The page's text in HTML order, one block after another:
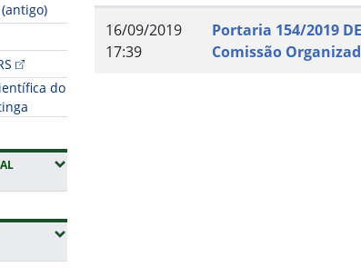
do
(EXPANDIR SUBMENUS)
SUBMENUS)
16/09/2019
17:39
Portaria 154/2019
Comissão